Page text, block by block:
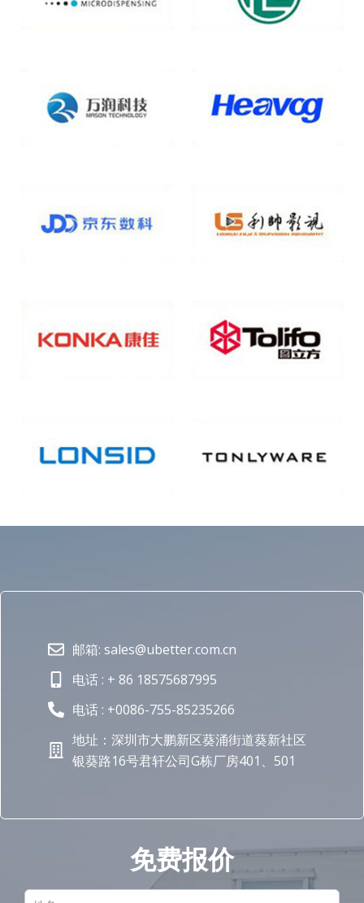
邮箱: sales@ubetter.com.cn
电话 : + 86 18575687995
电话 : +0086-755-85235266
地址：深圳市大鹏新区葵涌街道葵新社区
银葵路16号君轩公司G栋厂房401、501
免费报价